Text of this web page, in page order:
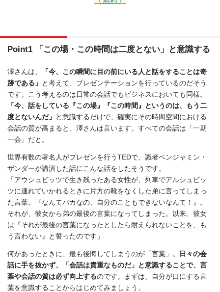
Point1 「この場・この時間は二度とない」と意識する
澤さんは、
「今、この瞬間に目の前にいる人と話をすることは奇
跡である」 と考えて、プレゼンテーションを行っているのだそう
です。こう考えるのは日常の会話でもビジネスにおいても同様。
「今、話をしている『この場』『この時間』というのは、もう二
度とないんだ」 と意識するだけで、確実にその時間空間における
会話の質が高まると、澤さんは言います。すべての会話は「一期
一会」だと。
世界有数の著名人がプレゼンを行うTEDで、識者ベンジャミン・
ザンダーが講演した話にこんな話をしたそうです。
「アウシュビッツで生き残ったある女性が、列車でアルシュビッ
ツに連れていかれるときに片方の靴をなくした弟に言ってしまっ
た言葉。『なんてバカなの、自分のこともできないなんて！』。
それが、彼女から弟の最後の言葉になってしまった。以来、彼女
は『それが最後の言葉になったとしたら耐えられないことを、も
う言わない』と誓ったのです」
何かあったときに、最も後悔してしまうのが「言葉」。
日々の会
話に手を抜かず、「会話は貴重なものだ」と意識することで、言
葉や会話の質は必ず向上するのです。まずは、自分が口にする言
葉を意識することからはじめてみましょう。